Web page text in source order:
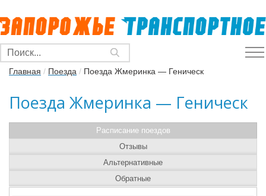
Главная / Поезда / Поезда Жмеринка — Геническ
Поезда Жмеринка — Геническ
Расписание поездов
Отзывы
Альтернативные
Обратные